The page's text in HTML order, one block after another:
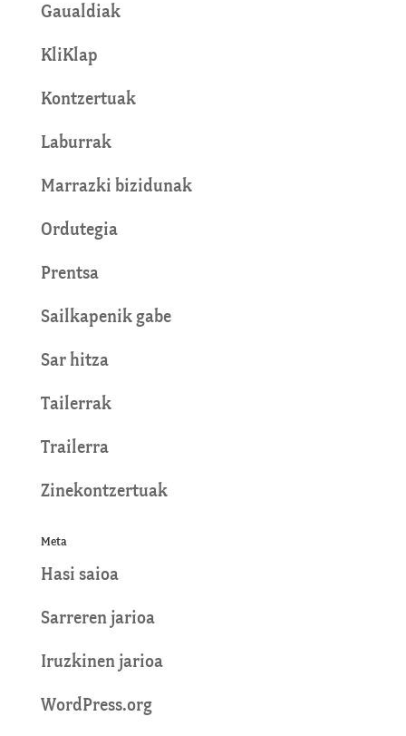
Gaualdiak
KliKlap
Kontzertuak
Laburrak
Marrazki bizidunak
Ordutegia
Prentsa
Sailkapenik gabe
Sar hitza
Tailerrak
Trailerra
Zinekontzertuak
Meta
Hasi saioa
Sarreren jarioa
Iruzkinen jarioa
WordPress.org